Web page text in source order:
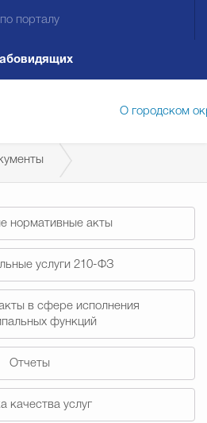
О городском
Дума городского округа
Новости Обращения граждан
нормативные акты
услуги 210-ФЗ
в сфере исполнения
функций
Отчеты
качества услуг